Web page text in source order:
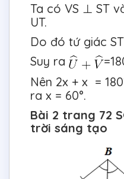
Ta có VS ⊥ ST
UT.
Do đó tứ giác
Suy ra
Nên 2x + x =
ra x = 60°.
Bài 2 trang 72
trời sáng tạo